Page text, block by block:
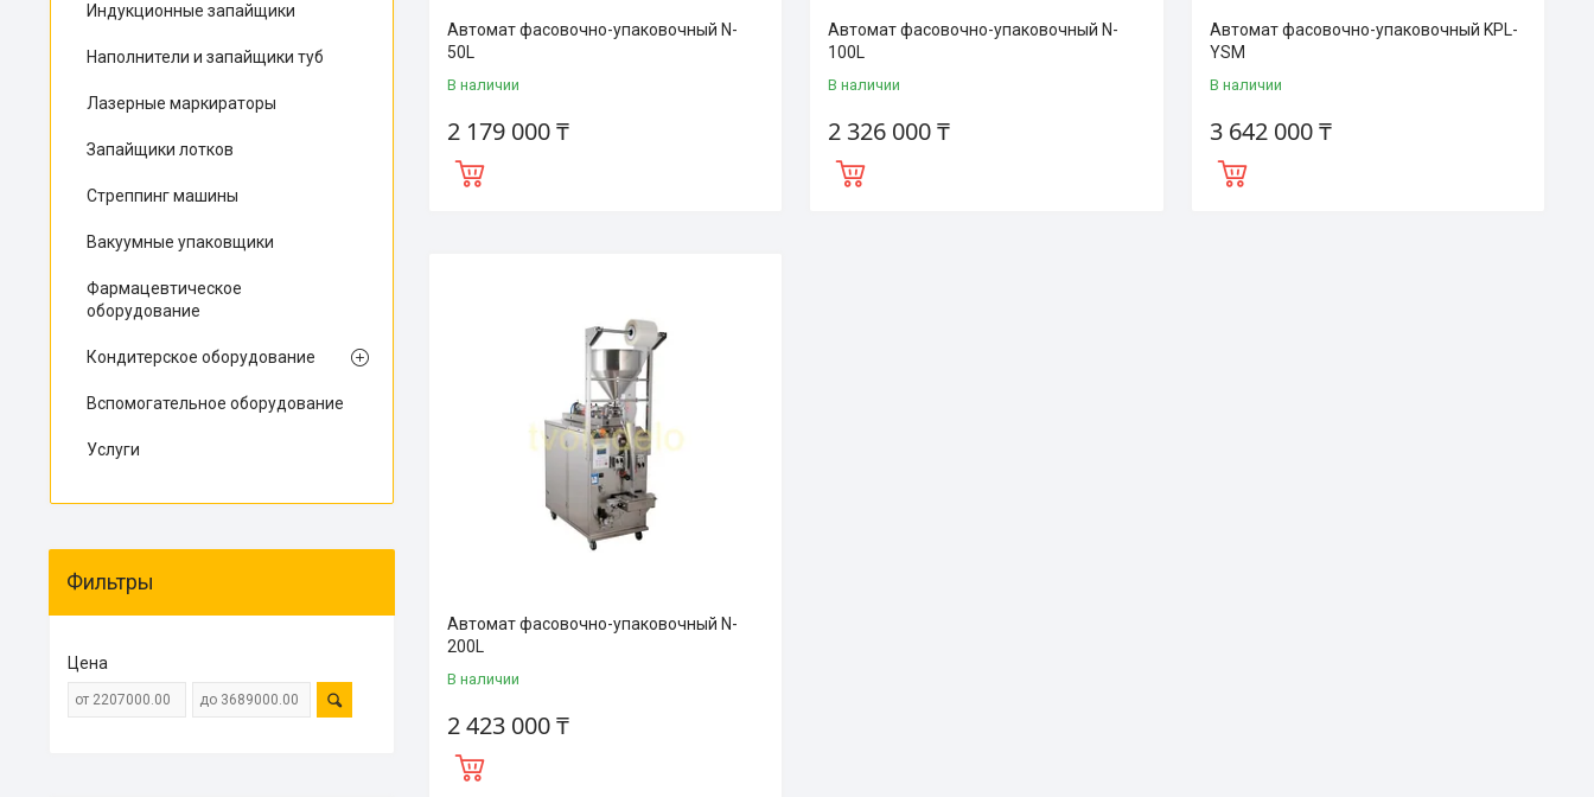
Автомат фасовочно-упаковочный N-
50L
В наличии
2 179 000 ₸
Автомат фасовочно-упаковочный N-
100L
В наличии
2 326 000 ₸
Автомат фасовочно-упаковочный KPL-
YSM
В наличии
3 642 000 ₸
Автомат фасовочно-упаковочный N-
200L
В наличии
2 423 000 ₸
Индукционные запайщики
Наполнители и запайщики туб
Лазерные маркираторы
Запайщики лотков
Стреппинг машины
Вакуумные упаковщики
Фармацевтическое
оборудование
Кондитерское оборудование
Вспомогательное оборудование
Услуги
Фильтры
Цена